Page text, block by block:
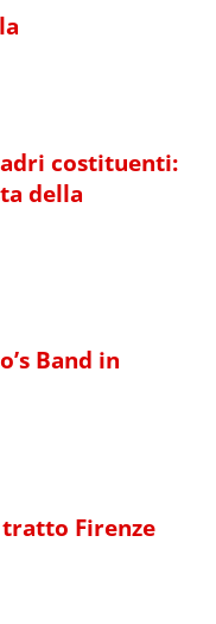
costituenti:
della
Band in
Firenze